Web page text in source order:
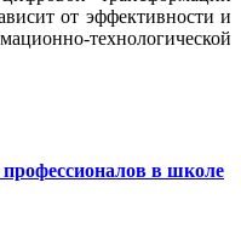
от эффективности и
технологической
в школе